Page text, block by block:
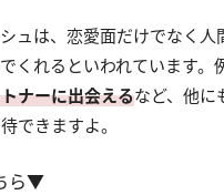
ュは、恋愛面だけでなく人
くれるといわれています。
ナーに出会えるなど、他に
できますよ。
ら▼